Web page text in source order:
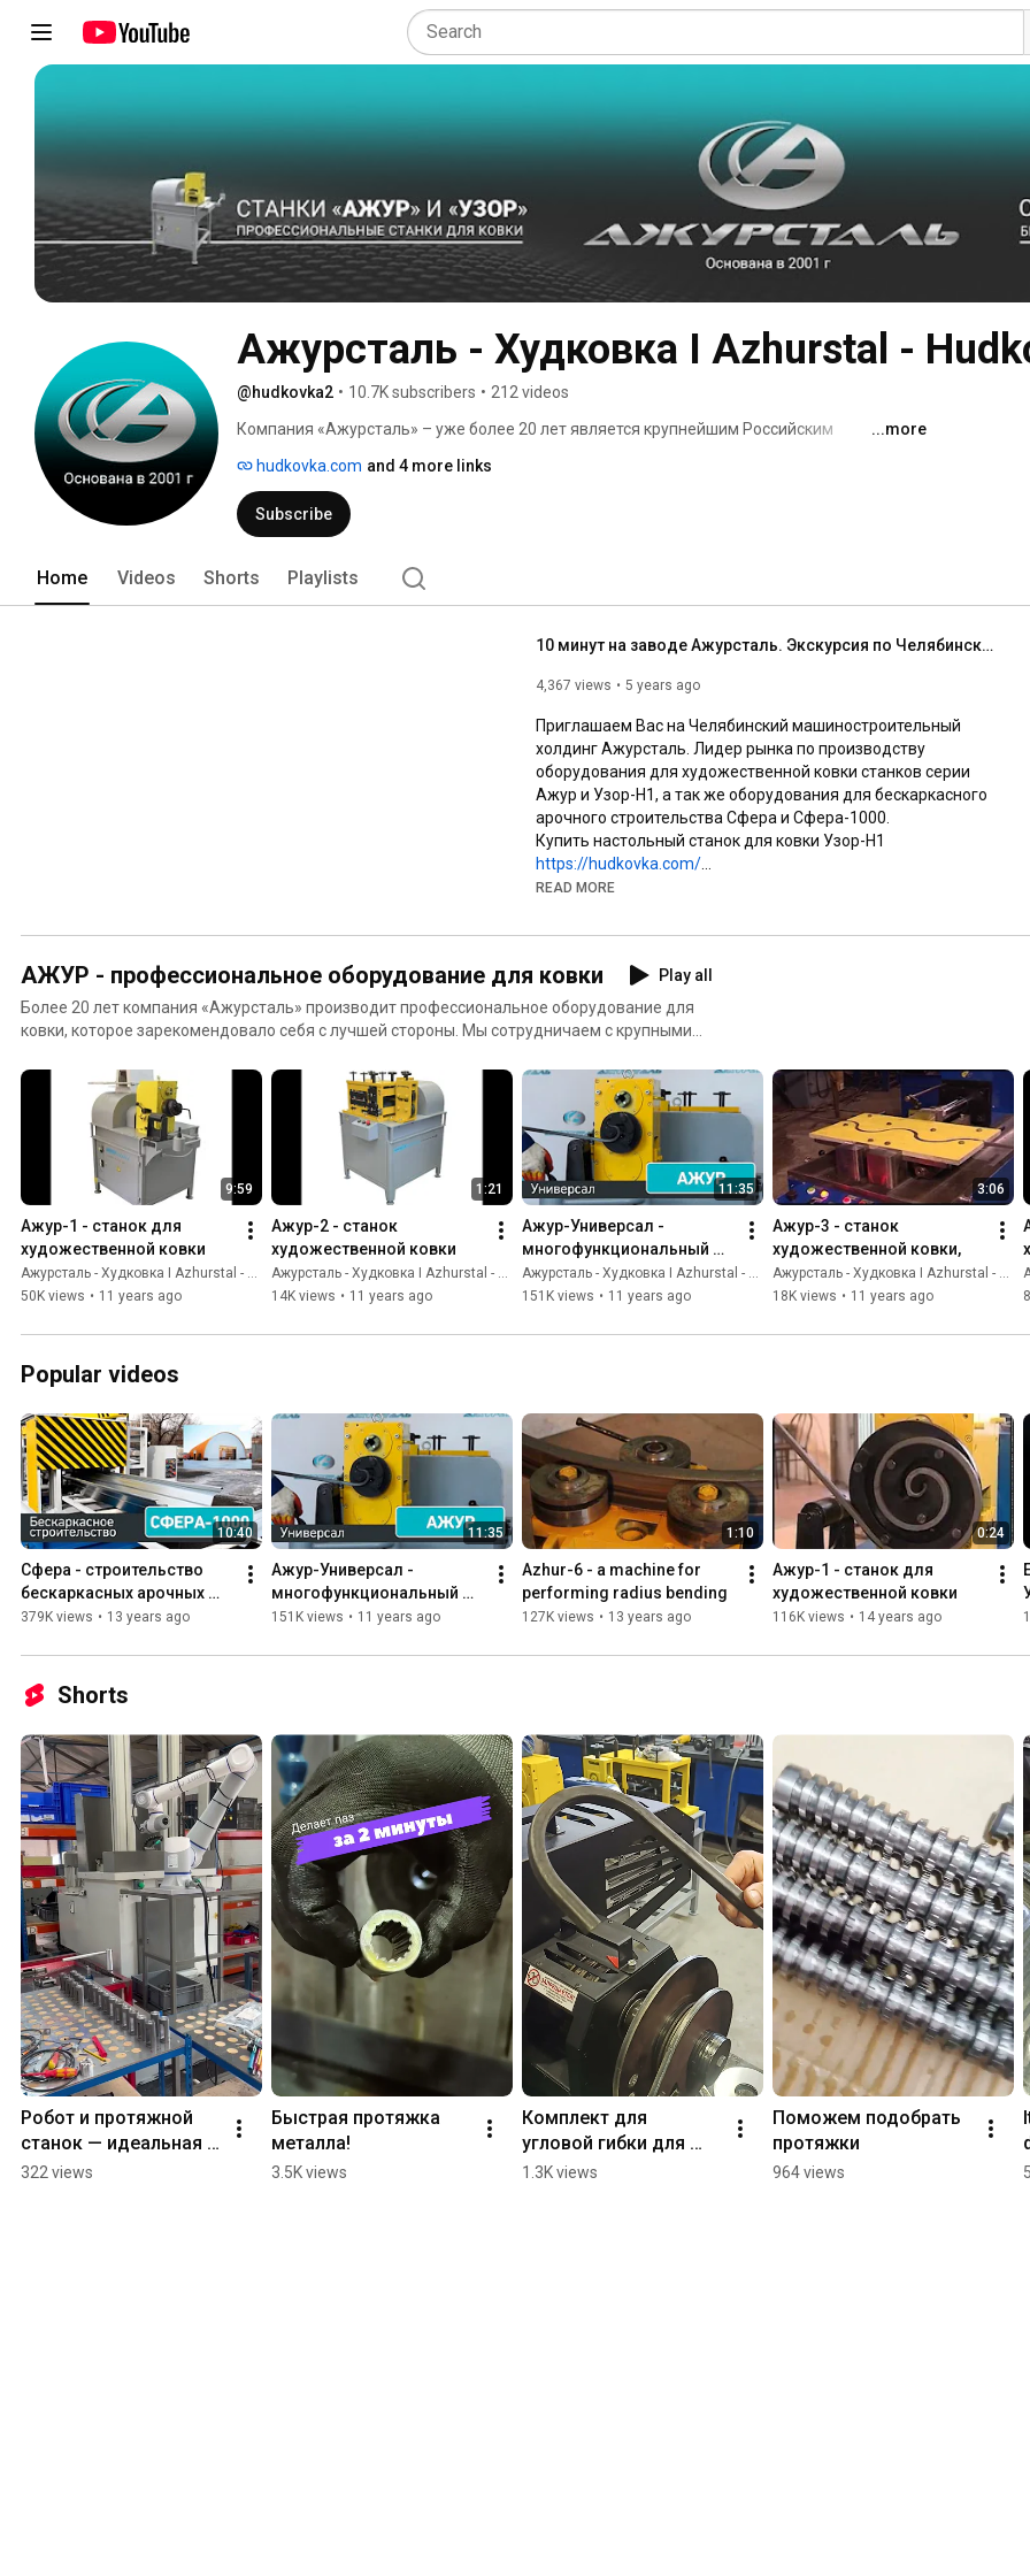
Ажурсталь - Худковка I Azhurstal -
@hudkovka2 • 10.7K subscribers • 212 videos
Компания «Ажурсталь» – уже более 20 лет является крупнейшим Российским
конструкторский отдел и производственные мощности, позволяют предлагать
универсальные станки с широким ассортиментом оснастки, превосходящие импортные
аналоги, как по качеству, так и функциональности.
...more
hudkovka.com and 4 more links
Subscribe
Home Videos Shorts Playlists
10 минут на заводе Ажурсталь. Экскурсия по Челябинскому производителю станков Ажур, Узор-Н1 и Сфера.
4,367 views 5 years ago
Приглашаем Вас на Челябинский машиностроительный
холдинг Ажурсталь. Лидер рынка по производству
оборудования для художественной ковки станков серии
Ажур и Узор-Н1, а так же оборудования для бескаркасного
арочного строительства Сфера и Сфера-1000.
https://hudkovka.com/
Купить станки для ковки серии Ажур
https://azhurstal.ru/
#узорн1#ажурсталь
#холоднаяковка #Своимируками
READ MORE
АЖУР - профессиональное оборудование для ковки
Play all
Более 20 лет компания «Ажурсталь» производит профессиональное оборудование для
ковки, которое зарекомендовало себя с лучшей стороны. Мы сотрудничаем с крупными
поставляем 40 т элементов художественной ковки, выполненных на станках «Ажур» и
зарекомендовали себя как надежного партнера.
9:59
Ажур-1 - станок для
художественной ковки
Ажурсталь - Худковка I Azhurstal - Hudkovka
50K views • 11 years ago
1:21
Ажур-2 - станок
художественной ковки
Ажурсталь - Худковка I Azhurstal - Hudkovka
14K views • 11 years ago
11:35
Ажур-Универсал -
многофункциональный
кузнечный станок!
Ажурсталь - Худковка I Azhurstal - Hudkovka
151K views • 11 years ago
3:06
Ажур-3 - станок
художественной ковки,
Ажурсталь - Худковка I Azhurstal - Hudkovka
18K views • 11 years ago
Popular videos
10:40
Сфера - строительство
бескаркасных арочных
сооружений
379K views • 13 years ago
11:35
Ажур-Универсал -
многофункциональный
кузнечный станок!
151K views • 11 years ago
1:10
Azhur-6 - a machine for
performing radius bending
127K views • 13 years ago
0:24
Ажур-1 - станок для
художественной ковки
116K views • 14 years ago
Shorts
Робот и протяжной
станок — идеальная
команда
322 views
Быстрая протяжка
металла!
3.5K views
Комплект для
угловой гибки для
Узор-Н1 ВА скоро в
1.3K views
Поможем подобрать
протяжки
964 views